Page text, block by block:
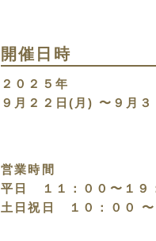
開催日時
２０２５年
９月２２日(月) 〜９月
営業時間
平日 １１：００〜１９
土日祝日 １０：００ 〜